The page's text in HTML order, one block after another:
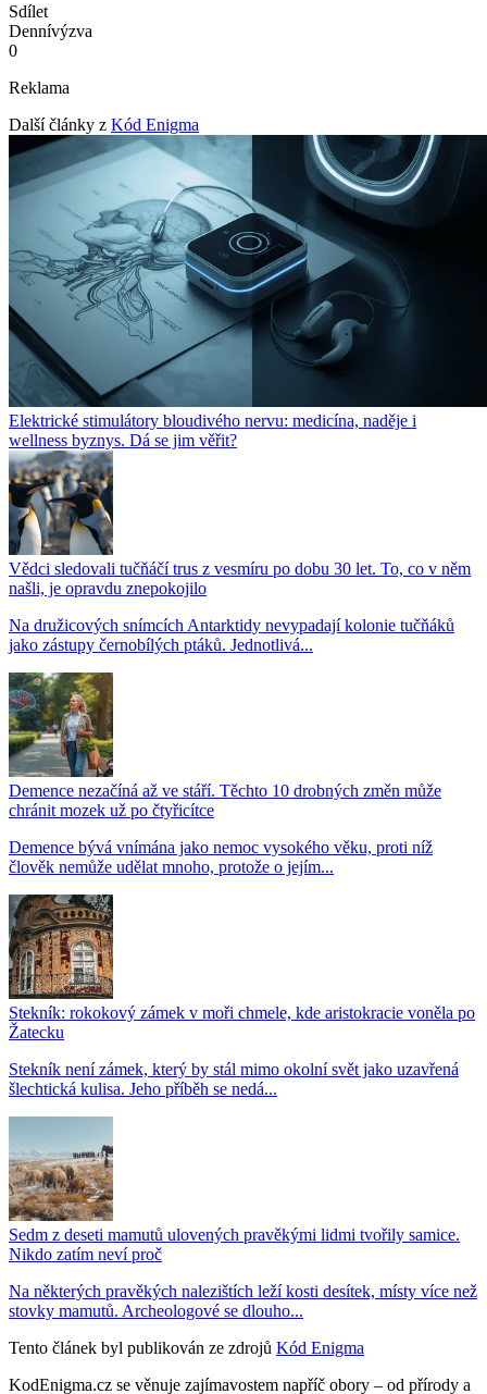
Sdílet
Dennívýzva
0
Reklama
Další články z Kód Enigma
Elektrické stimulátory bloudivého nervu: medicína, naděje i
wellness byznys. Dá se jim věřit?
Vědci sledovali tučňáčí trus z vesmíru po dobu 30 let. To, co v něm
našli, je opravdu znepokojilo
Na družicových snímcích Antarktidy nevypadají kolonie tučňáků
jako zástupy černobílých ptáků. Jednotlivá...
Demence nezačíná až ve stáří. Těchto 10 drobných změn může
chránit mozek už po čtyřicítce
Demence bývá vnímána jako nemoc vysokého věku, proti níž
člověk nemůže udělat mnoho, protože o jejím...
Stekník: rokokový zámek v moři chmele, kde aristokracie voněla po
Žatecku
Stekník není zámek, který by stál mimo okolní svět jako uzavřená
šlechtická kulisa. Jeho příběh se nedá...
Sedm z deseti mamutů ulovených pravěkými lidmi tvořily samice.
Nikdo zatím neví proč
Na některých pravěkých nalezištích leží kosti desítek, místy více než
stovky mamutů. Archeologové se dlouho...
Tento článek byl publikován ze zdrojů Kód Enigma
KodEnigma.cz se věnuje zajímavostem napříč obory – od přírody a